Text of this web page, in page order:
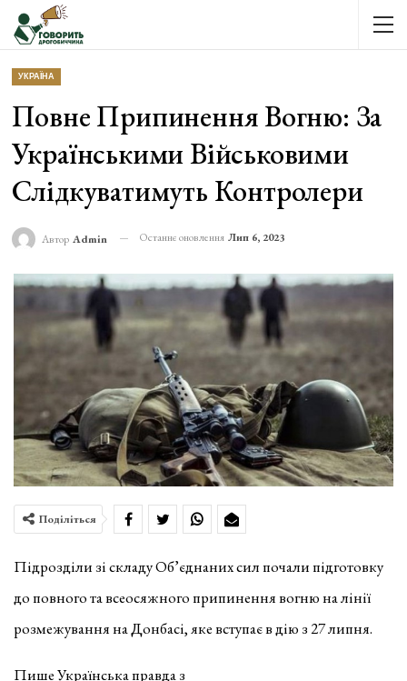
УКРАЇНА
Повне Припинення Вогню: За
Українськими Військовими
Слідкуватимуть Контролери
Автор Admin Останнє оновлення Лип 6, 2023
Поділіться
Підрозділи зі складу Об’єднаних сил почали підготовку
до повного та всеосяжного припинення вогню на лінії
розмежування на Донбасі, яке вступає в дію з 27 липня.
Пише Українська правда з